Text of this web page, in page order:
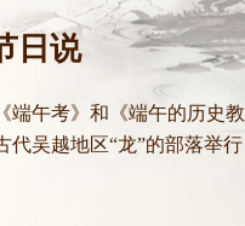
日说
端午考》和《端午的历史教
代吴越地区“龙”的部落举行